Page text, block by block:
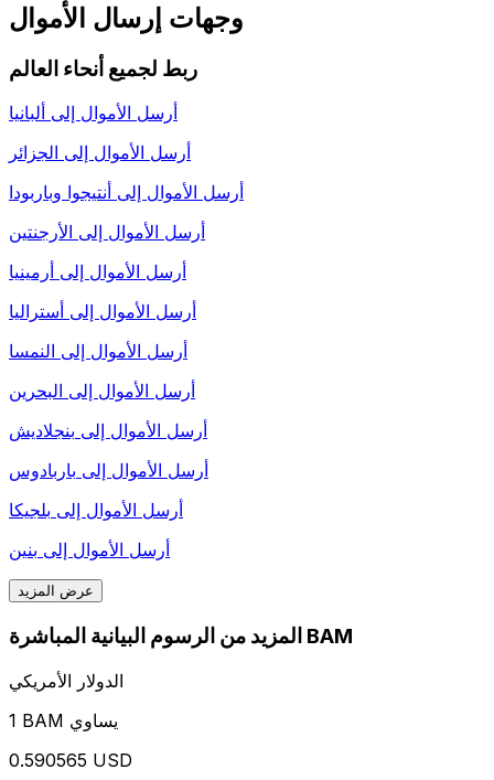
وجهات إرسال الأموال
ربط لجميع أنحاء العالم
أرسل الأموال إلى ألبانيا
أرسل الأموال إلى الجزائر
أرسل الأموال إلى أنتيجوا وباربودا
أرسل الأموال إلى الأرجنتين
أرسل الأموال إلى أرمينيا
أرسل الأموال إلى أستراليا
أرسل الأموال إلى النمسا
أرسل الأموال إلى البحرين
أرسل الأموال إلى بنجلاديش
أرسل الأموال إلى باربادوس
أرسل الأموال إلى بلجيكا
أرسل الأموال إلى بنين
عرض المزيد
المزيد من الرسوم البيانية المباشرة BAM
الدولار الأمريكي
1 BAM يساوي
0.590565 USD